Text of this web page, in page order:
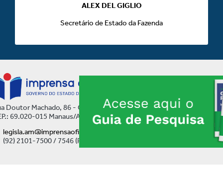
ALEX DEL GIGLIO
Secretário de Estado da Fazenda
Doutor Machado, 86 - Centro
69.020-015 Manaus/AM
legisla.am@imprensaoficial.am.gov.br
(92) 2101-7500 / 7546 (Ramal)